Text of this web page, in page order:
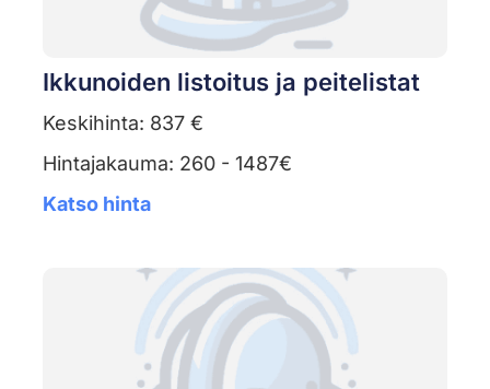
Ikkunoiden listoitus ja peitelistat
Keskihinta: 837 €
Hintajakauma: 260 - 1487€
Katso hinta